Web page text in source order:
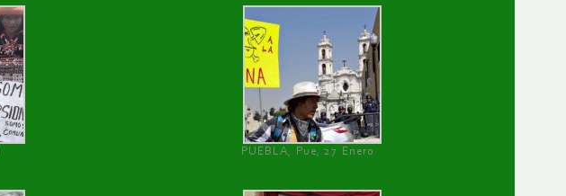
PUEBLA, Pue, 27 Enero